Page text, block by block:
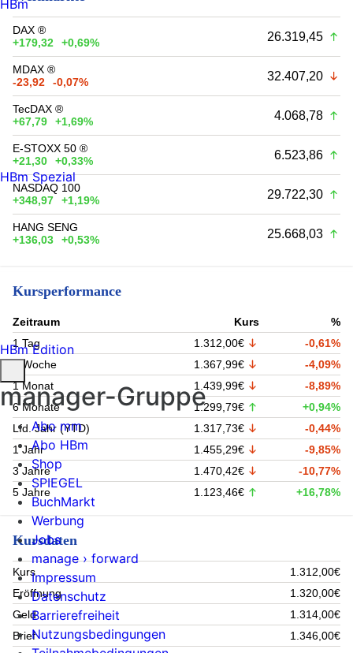
DAX ®
+179,32
+0,69% 26.319,45
MDAX ®
-23,92
-0,07% 32.407,20
TecDAX ®
+67,79
+1,69% 4.068,78
E-STOXX 50 ®
+21,30
+0,33% 6.523,86
NASDAQ 100
+348,97
+1,19% 29.722,30
HANG SENG
+136,03
+0,53% 25.668,03
Kursperformance
Zeitraum Kurs
%
1 Tag
1.312,00€
-0,61%
1 Woche
1.367,99€
-4,09%
1 Monat
1.439,99€
-8,89%
6 Monate
1.299,79€
+0,94%
Lfd. Jahr (YTD)
1.317,73€
-0,44%
1 Jahr
1.455,29€
-9,85%
3 Jahre
1.470,42€
-10,77%
5 Jahre
1.123,46€ +16,78%
Kursdaten
Kurs
1.312,00€
Eröffnung
1.320,00€
Geld
1.314,00€
Brief
1.346,00€
HBm
HBm Spezial
HBm Edition
manager-Gruppe
Abo mm
Abo HBm
Shop
SPIEGEL
BuchMarkt
Werbung
Jobs
manage › forward
Impressum
Datenschutz
Barrierefreiheit
Nutzungsbedingungen